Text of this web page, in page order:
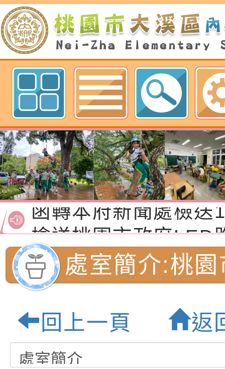
歡迎參觀：桃園市內柵國民小學網
函轉桃園市政府「
性(防空)演習執行計
轉桃園市政府「
（防空）演習－行動
演練」
檢送桃園市政府家庭
「115年度祖孫樂淘
節慶祝活動」海報電
函轉本府新聞處檢送
交通安全宣導標語播
道安宣導影像素材
檢送桃園市政府LED
字稿及LCD託播影片
檢送行政院新聞傳播
月份公共服務政策溝
訊
檢送本市馬祖新村眷
區《植地有聲》主題
有關本市辦理115年
專注力研習營 「正
緒學習與生命教育(
檢送桃園市政府LED
字稿及LCD託播影片
函轉「2026台東博
處室簡介:桃
國民小學-優
地
回上一頁 返